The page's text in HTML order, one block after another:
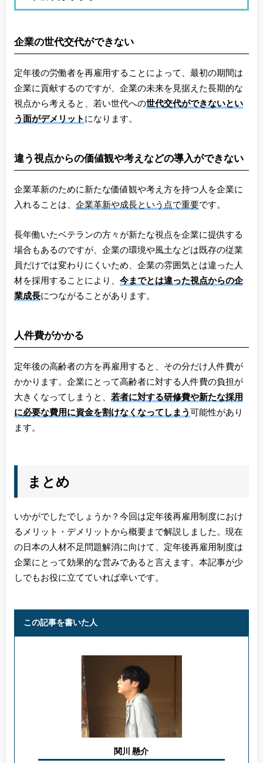
企業の世代交代ができない
定年後の労働者を再雇用することによって、最初の期間は
企業に貢献するのですが、企業の未来を見据えた長期的な
視点から考えると、若い世代への世代交代ができないとい
う面がデメリット になります。
違う視点からの価値観や考えなどの導入ができない
企業革新のために新たな価値観や考え方を持つ人を企業に
入れることは、 企業革新や成長という点で重要です。
長年働いたベテランの方々が新たな視点を企業に提供する
場合もあるのですが、企業の環境や風土などは既存の従業
員だけでは変わりにくいため、企業の雰囲気とは違った人
材を採用することにより、 今までとは違った視点からの企
業成長につながることがあります。
人件費がかかる
定年後の高齢者の方を再雇用すると、その分だけ人件費が
かかります。企業にとって高齢者に対する人件費の負担が
大きくなってしまうと、 若者に対する研修費や新たな採用
に必要な費用に資金を割けなくなってしまう可能性があり
ます。
まとめ
いかがでしたでしょうか？今回は定年後再雇用制度におけ
るメリット・デメリットから概要まで解説しました。現在
の日本の人材不足問題解消に向けて、定年後再雇用制度は
企業にとって効果的な営みであると言えます。本記事が少
しでもお役に立てていれば幸いです。
この記事を書いた人
関川 懸介